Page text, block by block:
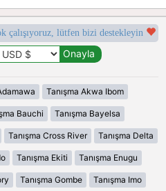
çalışıyoruz, lütfen bizi destekleyin
Tanışma Akwa Ibom
Bauchi Tanışma Bayelsa
Tanışma Cross River Tanışma Delta
Tanışma Ekiti Tanışma Enugu
Tanışma Gombe Tanışma Imo